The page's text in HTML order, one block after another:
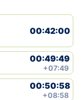
00:42:00
00:49:49
+07:49
00:50:58
+08:58